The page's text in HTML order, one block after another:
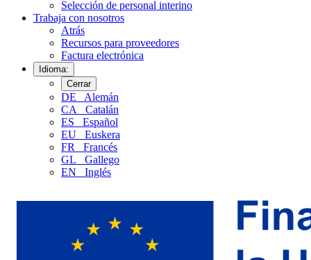
Selección de personal interino
Trabaja con nosotros
Atrás
Recursos para proveedores
Factura electrónica
Idioma:
Cerrar
DE
Alemán
CA
Catalán
ES
Español
EU
Euskera
FR
Francés
GL
Gallego
EN
Inglés